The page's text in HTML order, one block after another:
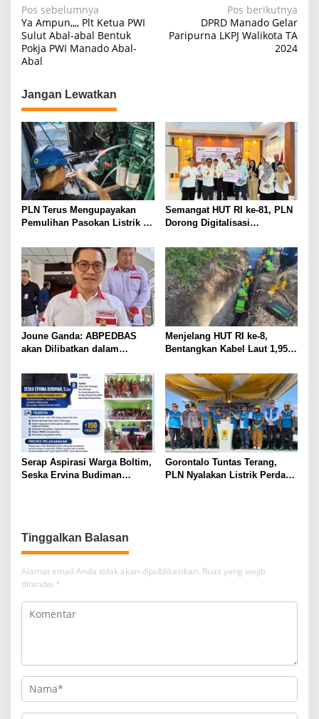
Navigasi
pos
Pos sebelumnya
Ya Ampun,,,, Plt Ketua PWI
Sulut Abal-abal Bentuk
Pokja PWI Manado Abal-
Abal
Pos berikutnya
DPRD Manado Gelar
Paripurna LKPJ Walikota TA
2024
Jangan Lewatkan
PLN Terus Mengupayakan
Pemulihan Pasokan Listrik di
Semangat HUT RI ke-81, PLN
Dorong Digitalisasi
Palu Lewat Program TJSL
Joune Ganda: ABPEDBAS
akan Dilibatkan dalam
2026
Menjelang HUT RI ke-8,
Bentangkan Kabel Laut 1,95
Perdana di Pulau Dudepo dan
Tuntaskan 100 Persen Rasio
Desa Berlistrik Provinsi
Gorontalo
Serap Aspirasi Warga Boltim,
Seska Ervina Budiman
Gorontalo Tuntas Terang,
PLN Nyalakan Listrik Perdana
Tinggalkan Balasan
Alamat email Anda tidak akan dipublikasikan. Ruas yang wajib
ditandai *